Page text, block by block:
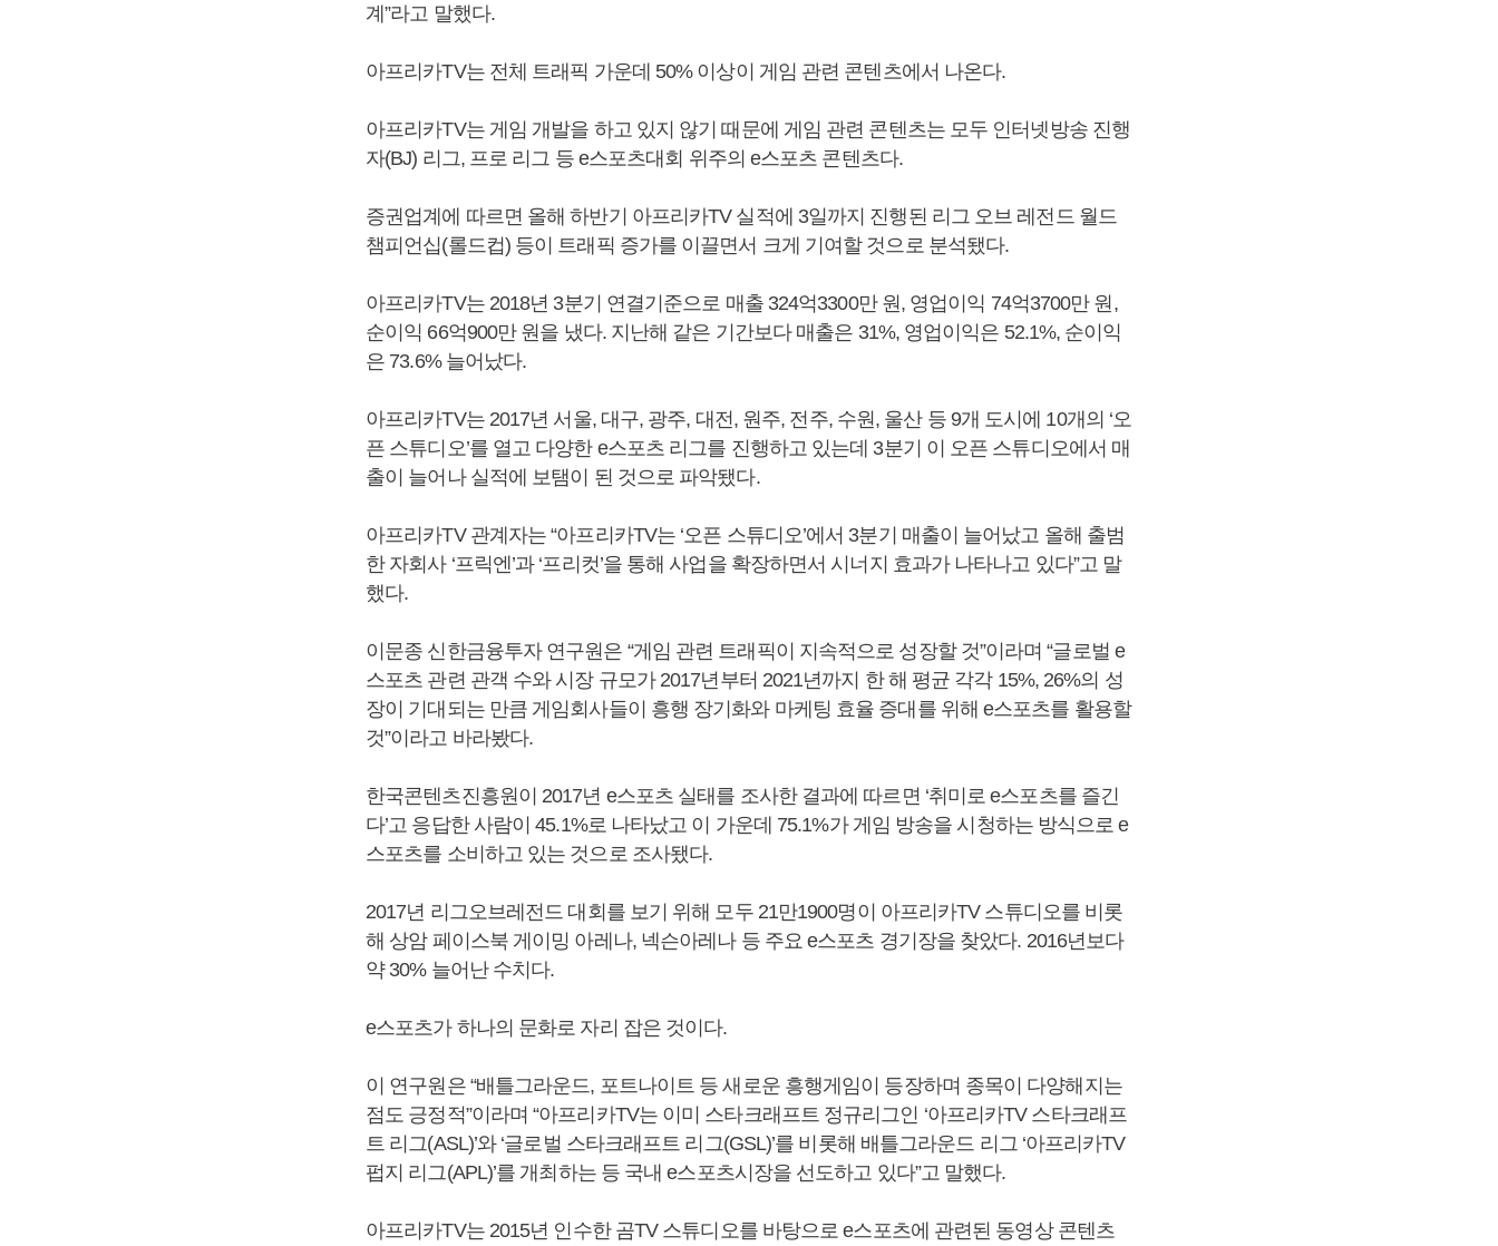
계”라고 말했다.
아프리카TV는 전체 트래픽 가운데 50% 이상이 게임 관련 콘텐츠에서 나온다.
아프리카TV는 게임 개발을 하고 있지 않기 때문에 게임 관련 콘텐츠는 모두 인터넷방송 진행
자(BJ) 리그, 프로 리그 등 e스포츠대회 위주의 e스포츠 콘텐츠다.
증권업계에 따르면 올해 하반기 아프리카TV 실적에 3일까지 진행된 리그 오브 레전드 월드
챔피언십(롤드컵) 등이 트래픽 증가를 이끌면서 크게 기여할 것으로 분석됐다.
아프리카TV는 2018년 3분기 연결기준으로 매출 324억3300만 원, 영업이익 74억3700만 원,
순이익 66억900만 원을 냈다. 지난해 같은 기간보다 매출은 31%, 영업이익은 52.1%, 순이익
은 73.6% 늘어났다.
아프리카TV는 2017년 서울, 대구, 광주, 대전, 원주, 전주, 수원, 울산 등 9개 도시에 10개의 ‘오
픈 스튜디오’를 열고 다양한 e스포츠 리그를 진행하고 있는데 3분기 이 오픈 스튜디오에서 매
출이 늘어나 실적에 보탬이 된 것으로 파악됐다.
아프리카TV 관계자는 “아프리카TV는 ‘오픈 스튜디오’에서 3분기 매출이 늘어났고 올해 출범
한 자회사 ‘프릭엔’과 ‘프리컷’을 통해 사업을 확장하면서 시너지 효과가 나타나고 있다”고 말
했다.
이문종 신한금융투자 연구원은 “게임 관련 트래픽이 지속적으로 성장할 것”이라며 “글로벌 e
스포츠 관련 관객 수와 시장 규모가 2017년부터 2021년까지 한 해 평균 각각 15%, 26%의 성
장이 기대되는 만큼 게임회사들이 흥행 장기화와 마케팅 효율 증대를 위해 e스포츠를 활용할
것”이라고 바라봤다.
한국콘텐츠진흥원이 2017년 e스포츠 실태를 조사한 결과에 따르면 ‘취미로 e스포츠를 즐긴
다’고 응답한 사람이 45.1%로 나타났고 이 가운데 75.1%가 게임 방송을 시청하는 방식으로 e
스포츠를 소비하고 있는 것으로 조사됐다.
2017년 리그오브레전드 대회를 보기 위해 모두 21만1900명이 아프리카TV 스튜디오를 비롯
해 상암 페이스북 게이밍 아레나, 넥슨아레나 등 주요 e스포츠 경기장을 찾았다. 2016년보다
약 30% 늘어난 수치다.
e스포츠가 하나의 문화로 자리 잡은 것이다.
이 연구원은 “배틀그라운드, 포트나이트 등 새로운 흥행게임이 등장하며 종목이 다양해지는
점도 긍정적”이라며 “아프리카TV는 이미 스타크래프트 정규리그인 ‘아프리카TV 스타크래프
트 리그(ASL)’와 ‘글로벌 스타크래프트 리그(GSL)’를 비롯해 배틀그라운드 리그 ‘아프리카TV
펍지 리그(APL)’를 개최하는 등 국내 e스포츠시장을 선도하고 있다”고 말했다.
아프리카TV는 2015년 인수한 곰TV 스튜디오를 바탕으로 e스포츠에 관련된 동영상 콘텐츠